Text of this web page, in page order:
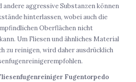
andere aggressive Substanzen können
hinterlassen, wobei auch die
Oberflächen nicht
Um Fliesen und ähnliches Material
zu reinigen, wird daher ausdrücklich
Fugentorpedo